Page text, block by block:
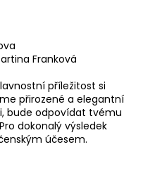
Franková
příležitost si
přirozené a elegantní
bude odpovídat tvému
dokonalý výsledek
účesem.